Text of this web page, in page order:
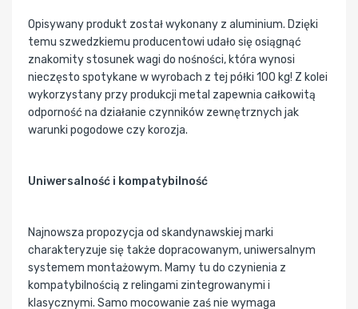
Opisywany produkt został wykonany z aluminium. Dzięki
temu szwedzkiemu producentowi udało się osiągnąć
znakomity stosunek wagi do nośności, która wynosi
nieczęsto spotykane w wyrobach z tej półki 100 kg! Z kolei
wykorzystany przy produkcji metal zapewnia całkowitą
odporność na działanie czynników zewnętrznych jak
warunki pogodowe czy korozja.
Uniwersalność i kompatybilność
Najnowsza propozycja od skandynawskiej marki
charakteryzuje się także dopracowanym, uniwersalnym
systemem montażowym. Mamy tu do czynienia z
kompatybilnością z relingami zintegrowanymi i
klasycznymi. Samo mocowanie zaś nie wymaga